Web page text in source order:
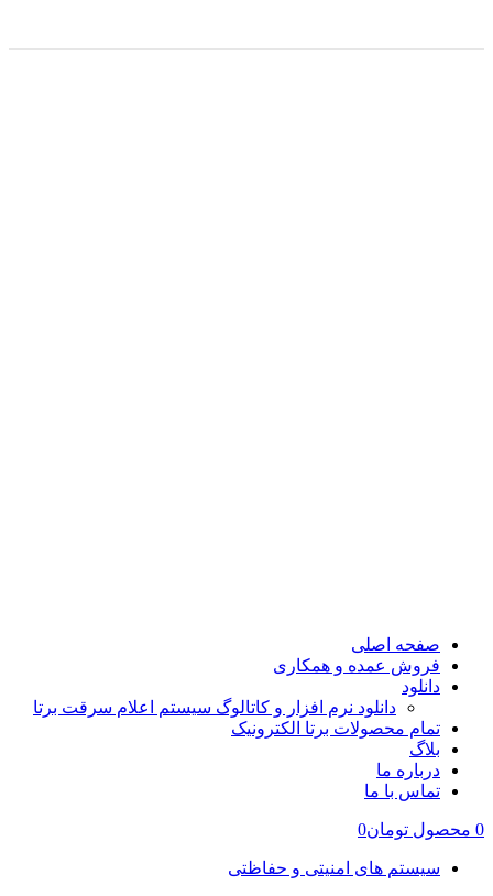
صفحه اصلی
فروش عمده و همکاری
دانلود
دانلود نرم افزار و کاتالوگ سیستم اعلام سرقت برتا
تمام محصولات برتا الکترونیک
بلاگ
درباره ما
تماس با ما
0 محصول تومان0
سیستم های امنیتی و حفاظتی